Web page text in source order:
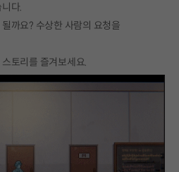
다.
까요? 수상한 사람의 요청을
토리를 즐겨보세요.